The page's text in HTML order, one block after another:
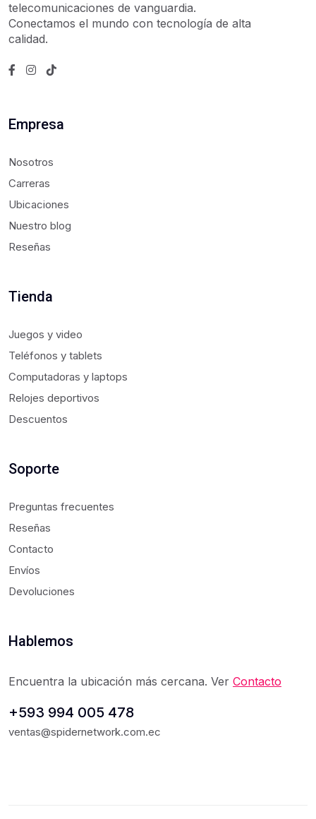
telecomunicaciones de vanguardia.
Conectamos el mundo con tecnología de alta
calidad.
Empresa
Nosotros
Carreras
Ubicaciones
Nuestro blog
Reseñas
Tienda
Juegos y video
Teléfonos y tablets
Computadoras y laptops
Relojes deportivos
Descuentos
Soporte
Preguntas frecuentes
Reseñas
Contacto
Envíos
Devoluciones
Hablemos
Encuentra la ubicación más cercana. Ver Contacto
+593 994 005 478
ventas@spidernetwork.com.ec